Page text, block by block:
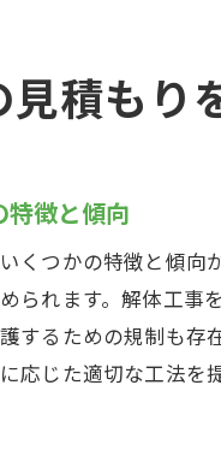
見積もり
特徴と傾向
くつかの特徴と傾向
られます。解体工事
するための規制も存
応じた適切な工法を